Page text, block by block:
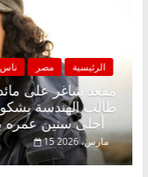
الرئيسية مصر
مقعد شاغر على
طالب الهندسة يشكو
15 مارس، 2026